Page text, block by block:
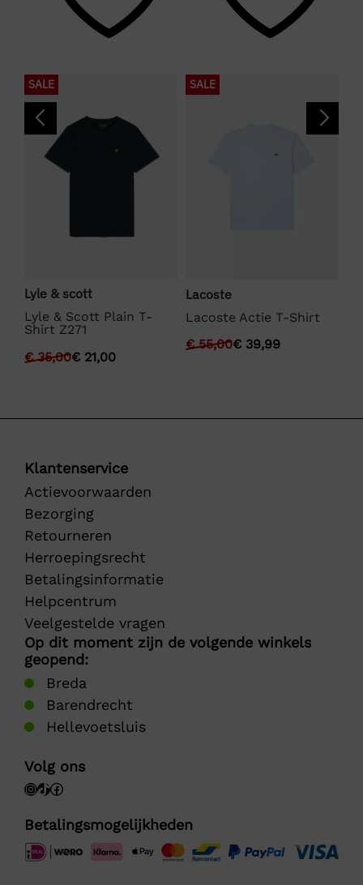
SALE
Lyle & scott
Lyle & Scott Plain T-
Shirt Z271
€35,00€ 21,00
SALE
Lacoste
Lacoste Actie T-Shirt
€55,00€ 39,99
Klantenservice
Actievoorwaarden
Bezorging
Retourneren
Herroepingsrecht
Betalingsinformatie
Helpcentrum
Veelgestelde vragen
Op dit moment zijn de volgende winkels
geopend:
Breda
Barendrecht
Hellevoetsluis
Volg ons
Betalingsmogelijkheden